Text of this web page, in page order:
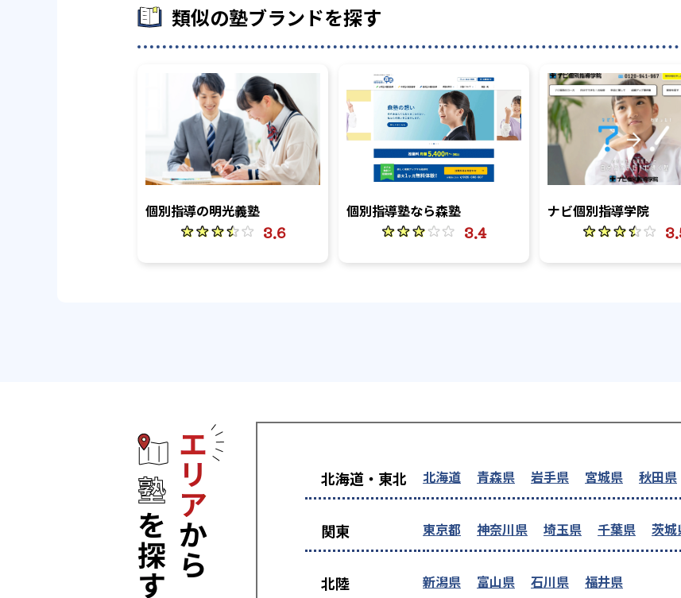
類似の塾ブランドを探す
個別指導の明光義塾
3.6
個別指導塾なら森塾
3.4
ナビ個別指導学院
北海道・東北 北海道 青森県 岩手県 宮城県 秋田県
関東 東京都 神奈川県 埼玉県 千葉県 茨城
北陸 新潟県 富山県 石川県 福井県